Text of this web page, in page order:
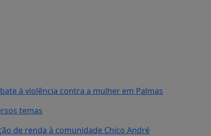
à violência contra a mulher em Palmas
temas
de renda à comunidade Chico André